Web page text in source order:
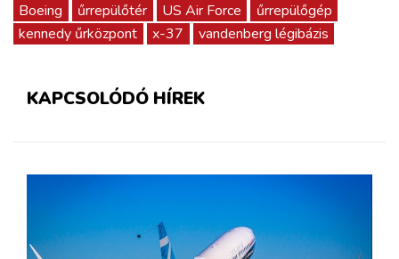
Boeing
űrrepülőtér US Air Force
űrrepülőgép
kennedy űrközpont
x-37 vandenberg légibázis
KAPCSOLÓDÓ HÍREK